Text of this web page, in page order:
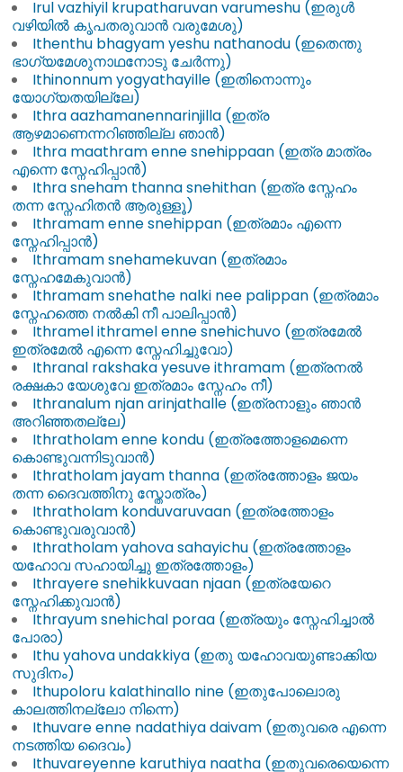
Irul vazhiyil krupatharuvan varumeshu (ഇരുൾ
വഴിയിൽ കൃപതരുവാൻ വരുമേശു)
Ithenthu bhagyam yeshu nathanodu (ഇതെന്തു
ഭാഗ്യമേശുനാഥനോടു ചേർന്നു)
Ithinonnum yogyathayille (ഇതിനൊന്നും
യോഗ്യതയില്ലേ)
Ithra aazhamanennarinjilla (ഇത്ര
ആഴമാണെന്നറിഞ്ഞില്ല ഞാൻ)
Ithra maathram enne snehippaan (ഇത്ര മാത്രം
എന്നെ സ്നേഹിപ്പാൻ)
Ithra sneham thanna snehithan (ഇത്ര സ്നേഹം
തന്ന സ്നേഹിതൻ ആരുള്ളൂ)
Ithramam enne snehippan (ഇത്രമാം എന്നെ
സ്നേഹിപ്പാൻ)
Ithramam snehamekuvan (ഇത്രമാം
സ്നേഹമേകുവാൻ)
Ithramam snehathe nalki nee palippan (ഇത്രമാം
സ്നേഹത്തെ നൽകി നീ പാലിപ്പാൻ)
Ithramel ithramel enne snehichuvo (ഇത്രമേൽ
ഇത്രമേൽ എന്നെ സ്നേഹിച്ചുവോ)
Ithranal rakshaka yesuve ithramam (ഇത്രനൽ
രക്ഷകാ യേശുവേ ഇത്രമാം സ്നേഹം നീ)
Ithranalum njan arinjathalle (ഇത്രനാളും ഞാൻ
അറിഞ്ഞതല്ലേ)
Ithratholam enne kondu (ഇത്രത്തോളമെന്നെ
കൊണ്ടുവന്നിടുവാൻ)
Ithratholam jayam thanna (ഇത്രത്തോളം ജയം
തന്ന ദൈവത്തിനു സ്തോത്രം)
Ithratholam konduvaruvaan (ഇത്രത്തോളം
കൊണ്ടുവരുവാൻ)
Ithratholam yahova sahayichu (ഇത്രത്തോളം
യഹോവ സഹായിച്ചു ഇത്രത്തോളം)
Ithrayere snehikkuvaan njaan (ഇത്രയേറെ
സ്നേഹിക്കുവാൻ)
Ithrayum snehichal poraa (ഇത്രയും സ്നേഹിച്ചാൽ
പോരാ)
Ithu yahova undakkiya (ഇതു യഹോവയുണ്ടാക്കിയ
സുദിനം)
Ithupoloru kalathinallo nine (ഇതുപോലൊരു
കാലത്തിനല്ലോ നിന്നെ)
Ithuvare enne nadathiya daivam (ഇതുവരെ എന്നെ
നടത്തിയ ദൈവം)
Ithuvareyenne karuthiya naatha (ഇതുവരെയെന്നെ